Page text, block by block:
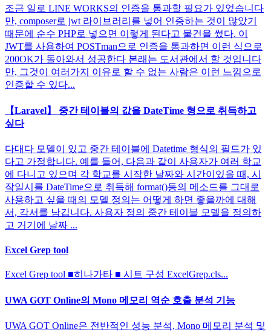
조금 일로 LINE WORKS의 인증을 통과할 필요가 있었습니다
만, composer로 jwt 라이브러리를 넣어 인증하는 것이 많았기
때문에 순수 PHP로 넣으면 이렇게 된다고 물건을 썼다. 이
JWT를 사용하여 POSTman으로 인증을 통과하면 이런 식으로
200OK가 돌아와서 성공한다 본래는 도서관에서 할 것입니다
만, 그것이 여러가지 이유로 할 수 없는 사람은 이런 느낌으로
인증할 수 있다...
【Laravel】 중간 테이블의 값을 DateTime 형으로 취득하고
싶다
다대다 모델이 있고 중간 테이블에 Datetime 형식의 필드가 있
다고 가정합니다. 예를 들어, 다음과 같이 사용자가 여러 학교
에 다니고 있으며 각 학교를 시작한 날짜와 시간이있을 때, 시
작일시를 DateTime으로 취득해 format()등의 메소드를 그대로
사용하고 싶을 때의 모델 정의는 어떻게 하면 좋을까에 대해
서, 각서를 남깁니다. 사용자 정의 중간 테이블 모델을 정의하
고 거기에 날짜 ...
Excel Grep tool
Excel Grep tool ■히나가타 ■ 시트 구성 ExcelGrep.cls...
UWA GOT Online의 Mono 메모리 역순 호출 분석 기능
UWA GOT Online은 전반적인 성능 분석, Mono 메모리 분석 및